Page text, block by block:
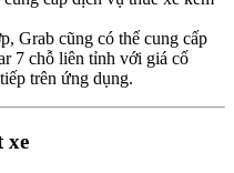
Grab cũng có thể cung cấp
7 chỗ liên tỉnh với giá cố
trên ứng dụng.
xe